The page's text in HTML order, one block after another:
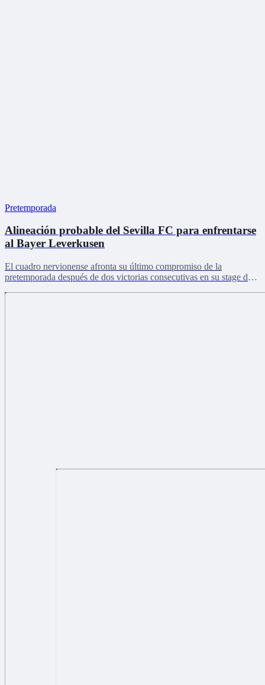
Pretemporada
Alineación probable del Sevilla FC para enfrentarse
al Bayer Leverkusen
El cuadro nervionense afronta su último compromiso de la
pretemporada después de dos victorias consecutivas en su stage de